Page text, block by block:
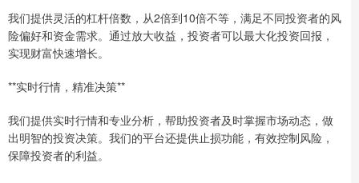
我们提供灵活的杠杆倍数，从2倍到10倍不等，满足不同投资者的风
险偏好和资金需求。通过放大收益，投资者可以最大化投资回报，
实现财富快速增长。
**实时行情，精准决策**
我们提供实时行情和专业分析，帮助投资者及时掌握市场动态，做
出明智的投资决策。我们的平台还提供止损功能，有效控制风险，
保障投资者的利益。